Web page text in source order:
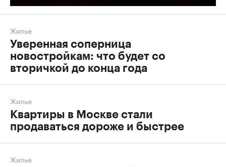
Жилье
Уверенная соперница
новостройкам: что будет со
вторичкой до конца года
Жилье
Квартиры в Москве стали
продаваться дороже и быстрее
Жилье